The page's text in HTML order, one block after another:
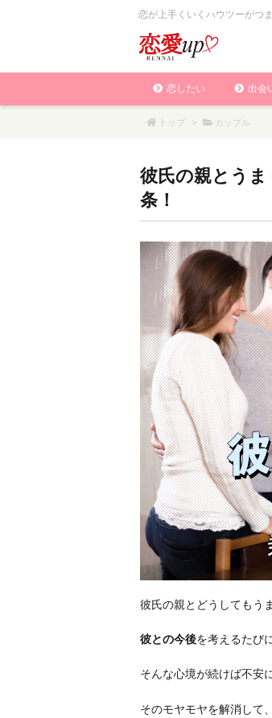
恋が上手くいくハウツーがつ
恋したい 出会
トップ > カップル
彼氏の親とう
条！
彼氏の親とどうしてもう
彼との今後を考えるたび
そんな心境が続けば不安
そのモヤモヤを解消して